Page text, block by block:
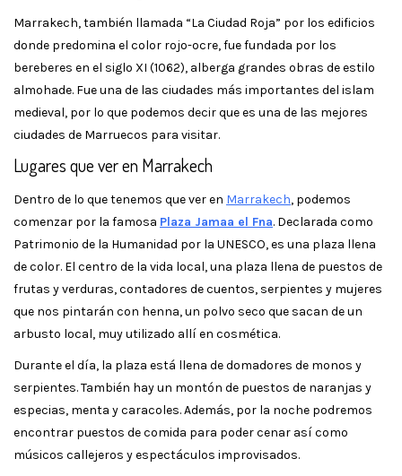
Marrakech, también llamada “La Ciudad Roja” por los edificios
donde predomina el color rojo-ocre, fue fundada por los
bereberes en el siglo XI (1062), alberga grandes obras de estilo
almohade. Fue una de las ciudades más importantes del islam
medieval, por lo que podemos decir que es una de las mejores
ciudades de Marruecos para visitar.
Lugares que ver en Marrakech
Dentro de lo que tenemos que ver en Marrakech, podemos
comenzar por la famosa Plaza Jamaa el Fna. Declarada como
Patrimonio de la Humanidad por la UNESCO, es una plaza llena
de color. El centro de la vida local, una plaza llena de puestos de
frutas y verduras, contadores de cuentos, serpientes y mujeres
que nos pintarán con henna, un polvo seco que sacan de un
arbusto local, muy utilizado allí en cosmética.
Durante el día, la plaza está llena de domadores de monos y
serpientes. También hay un montón de puestos de naranjas y
especias, menta y caracoles. Además, por la noche podremos
encontrar puestos de comida para poder cenar así como
músicos callejeros y espectáculos improvisados.